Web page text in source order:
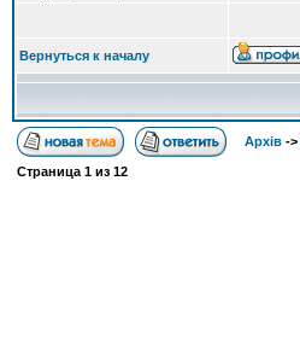
Вернуться к началу
Архів ->
Страница 1 из 12